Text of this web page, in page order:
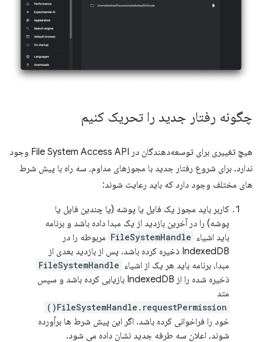
چگونه رفتار جدید را تحریک کنیم
هیچ تغییری برای توسعه‌دهندگان در File System Access API وجود
ندارد. برای شروع رفتار جدید با مجوزهای مداوم، سه راه با پیش شرط
های مختلف وجود دارد که باید رعایت شوند:
کاربر باید مجوز یک فایل یا پوشه (یا چندین فایل یا
پوشه) را در آخرین بازدید از یک مبدا داده باشد و برنامه
باید اشیاء FileSystemHandle مربوطه را در
IndexedDB ذخیره کرده باشد. پس از بازدید بعدی از
مبدا، برنامه باید هر یک از اشیاء FileSystemHandle
ذخیره شده را از IndexedDB بازیابی کرده باشد و سپس
متد
FileSystemHandle.requestPermission()
خود را فراخوانی کرده باشد. اگر این پیش شرط ها برآورده
شوند، اعلان سه طرفه جدید نشان داده می شود.